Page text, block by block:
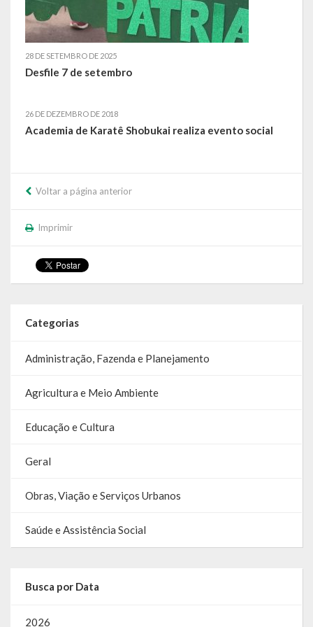
Calendário de Eventos
Galeria de Fotos
Leis Orçamentárias
Relatório Circunstanciado
Editais
RPPS
RGF
Licitações
Transparência
28 DE SETEMBRO DE 2025
Desfile 7 de setembro
26 DE DEZEMBRO DE 2018
Academia de Karatê Shobukai realiza evento social
Voltar a página anterior
Imprimir
Categorias
Administração, Fazenda e Planejamento
Agricultura e Meio Ambiente
Educação e Cultura
Geral
Obras, Viação e Serviços Urbanos
Saúde e Assistência Social
Busca por Data
2026